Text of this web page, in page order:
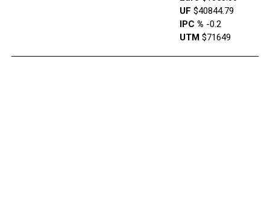
UF $40844.79
IPC % -0.2
UTM$71649